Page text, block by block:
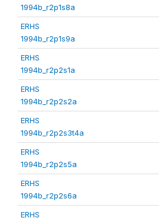
1994b_r2p1s8a
ERHS
1994b_r2p1s9a
ERHS
1994b_r2p2s1a
ERHS
1994b_r2p2s2a
ERHS
1994b_r2p2s3t4a
ERHS
1994b_r2p2s5a
ERHS
1994b_r2p2s6a
ERHS